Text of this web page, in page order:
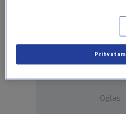
Oglas
Prihvatam